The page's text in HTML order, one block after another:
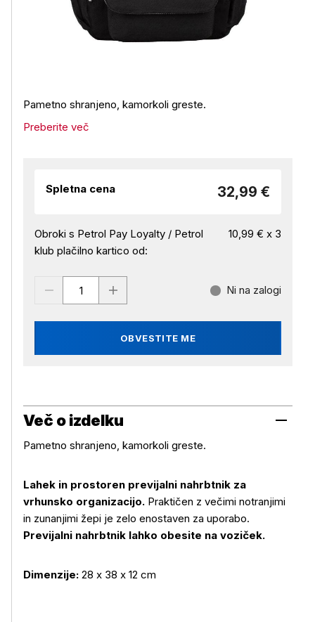
Pametno shranjeno, kamorkoli greste.
Preberite več
Spletna cena 32,99 €
Obroki s Petrol Pay Loyalty / Petrol
klub plačilno kartico od:
10,99 € x 3
OBVESTITE ME
Ni na zalogi
Več o izdelku
Več o izdelku
Pametno shranjeno, kamorkoli greste.
Lahek in prostoren previjalni nahrbtnik za
vrhunsko organizacijo. Praktičen z večimi notranjimi
in zunanjimi žepi je zelo enostaven za uporabo.
Previjalni nahrbtnik lahko obesite na voziček.
Dimenzije: 28 x 38 x 12 cm